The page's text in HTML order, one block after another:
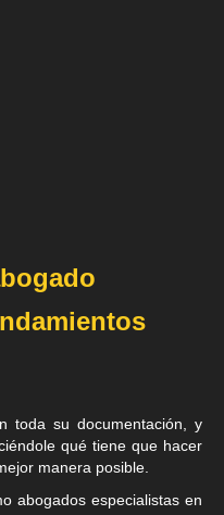
toda su documentación, y
qué tiene que hacer
manera posible.
abogados especialistas en